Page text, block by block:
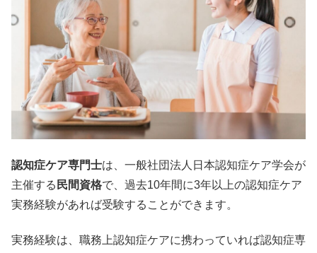
認知症ケア専門士は、一般社団法人日本認知症ケア学会が
主催する 民間資格で、過去10年間に3年以上の認知症ケア
実務経験があれば受験することができます。
実務経験は、職務上認知症ケアに携わっていれば認知症専